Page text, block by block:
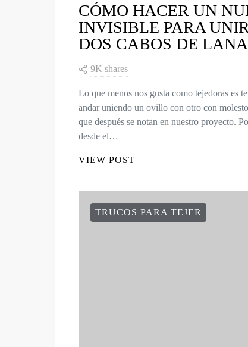
CÓMO HACER UN
INVISIBLE PARA UNIR
DOS CABOS DE LANA
9K shares
Lo que menos nos gusta como tejedoras es
andar uniendo un ovillo con otro con
que después se notan en nuestro proyecto.
desde el…
VIEW POST
TRUCOS PARA TEJER